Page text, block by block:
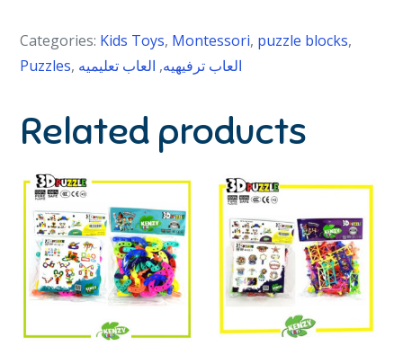
Categories: Kids Toys, Montessori, puzzle blocks,
Puzzles, العاب ترفيهيه, العاب تعليميه
Related products